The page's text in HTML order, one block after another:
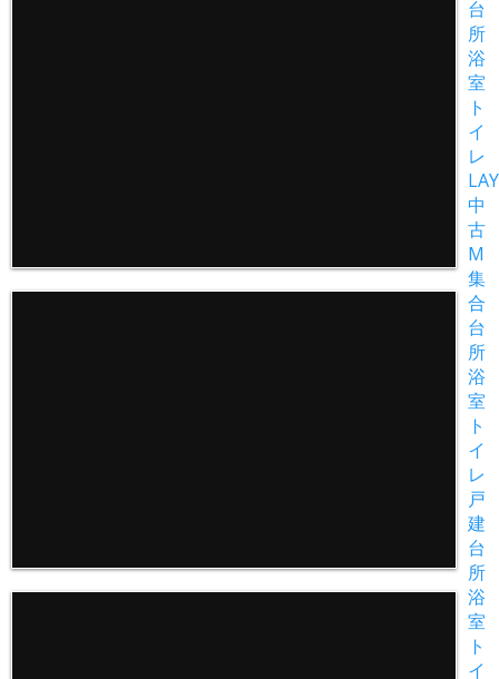
台
所
浴
室
ト
イ
レ
LAY
中
古
M
集
合
台
所
浴
室
ト
イ
レ
戸
建
台
所
浴
室
ト
イ